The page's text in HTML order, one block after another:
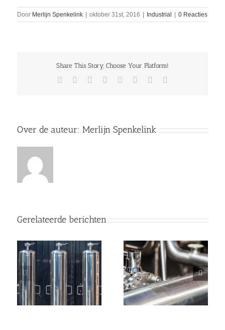
Door Merlijn Spenkelink oktober 31st, 2016 Industrial 0 Reacties
Share This Story, Choose Your Platform!
Facebook
TwitterReddit LinkedIn
TumblrPinterest
Over de auteur: Merlijn Spenkelink
Gerelateerde berichten